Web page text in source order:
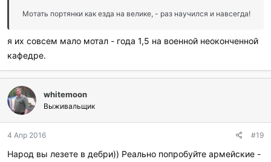
Мотать портянки как езда на велике, - раз научился и навсегда!
я их совсем мало мотал - года 1,5 на военной неоконченной
кафедре.
whitemoon
Выживальщик
4 Апр 2016 #19
Народ вы лезете в дебри)) Реально попробуйте армейские -